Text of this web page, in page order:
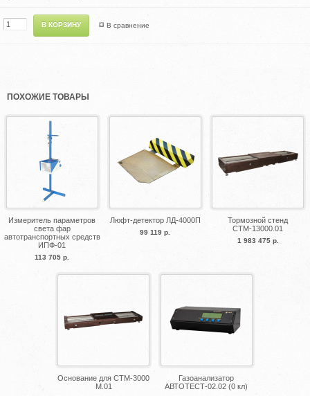
В сравнение
ПОХОЖИЕ ТОВАРЫ
Измеритель параметров
света фар
автотранспортных средств
ИПФ-01
113 705 р.
Люфт-детектор ЛД-4000П
99 119 р.
Тормозной стенд
СТМ-13000.01
1 983 475 р.
Основание для СТМ-3000
М.01
Газоанализатор
АВТОТЕСТ-02.02 (0 кл)